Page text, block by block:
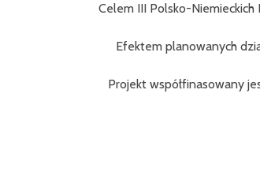
Celem III Polsko-
Efektem planowanych
Projekt współfinasowany